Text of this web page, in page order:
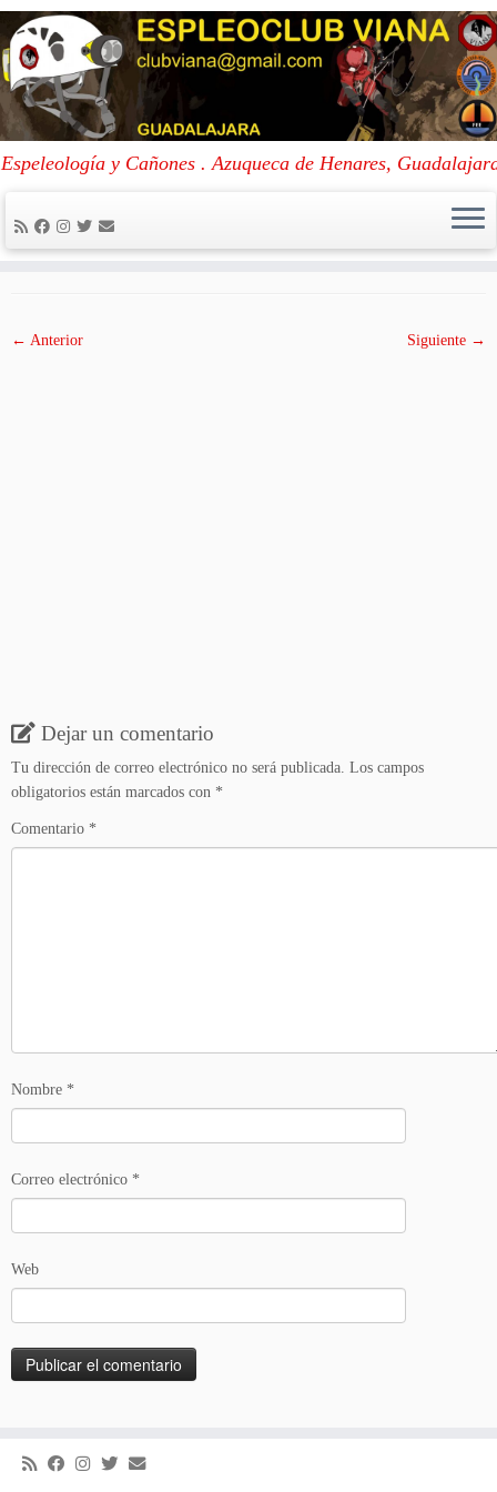
content
Espeleología y Cañones . Azuqueca de Henares,
Portada » Coventosa »8
Publicada 20/12/2017en dimensiones450 × 338enCoventosa.
← Anterior Siguiente →
Dejar un comentario
Tu dirección de correo electrónico no será publicada. Los campos
obligatorios están marcados con *
Comentario *
Nombre *
Correo electrónico *
Web